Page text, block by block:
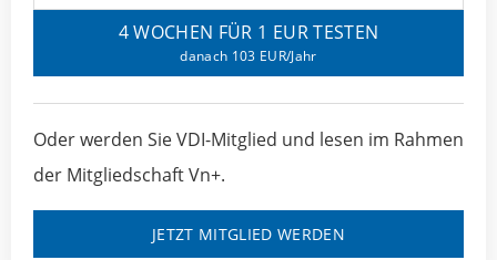
4 WOCHEN FÜR 1 EUR TESTEN
danach 103 EUR/Jahr
Oder werden Sie VDI-Mitglied und lesen im Rahmen
der Mitgliedschaft Vn+.
JETZT MITGLIED WERDEN